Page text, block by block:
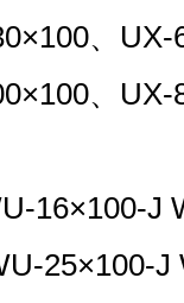
、UX-
、UX-
16×100-J
J